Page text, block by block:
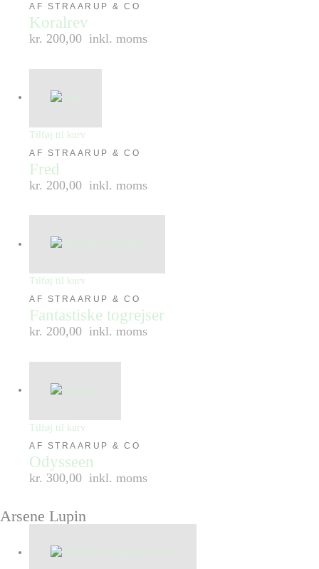
AF STRAARUP & CO
Koralrev
kr. 200,00 inkl. moms
Tilføj til kurv
AF STRAARUP & CO
Fred
kr. 200,00 inkl. moms
Tilføj til kurv
AF STRAARUP & CO
Fantastiske togrejser
kr. 200,00 inkl. moms
Tilføj til kurv
AF STRAARUP & CO
Odysseen
kr. 300,00 inkl. moms
Arsene Lupin